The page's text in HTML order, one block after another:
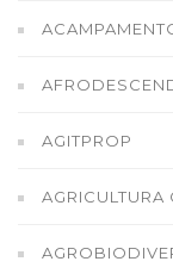
AGITPROP
AGRICULTURA